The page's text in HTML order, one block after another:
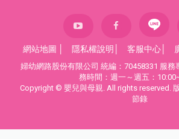
網站地圖 隱私權說明 客服中心
婦幼網路股份有限公司 統編：70458331 服務
務時間：週一～週五：
Copyright © 嬰兒與母親. All rights reserved.
節錄